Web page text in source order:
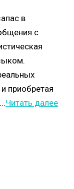
в
с
приобретая
Читать далее